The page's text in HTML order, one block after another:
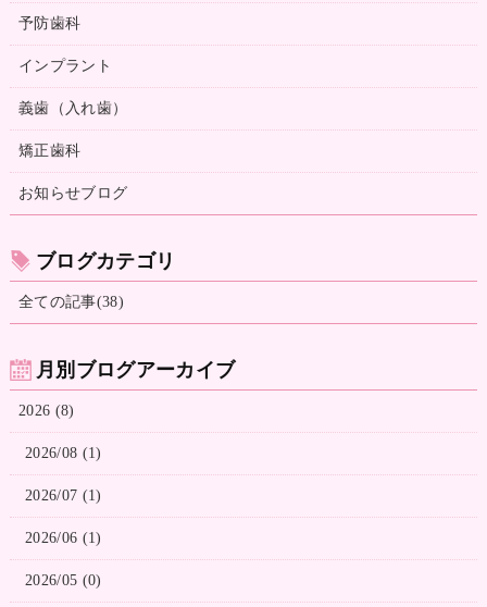
予防歯科
インプラント
義歯（入れ歯）
矯正歯科
お知らせブログ
ブログカテゴリ
全ての記事(38)
月別ブログアーカイブ
2026 (8)
2026/08 (1)
2026/07 (1)
2026/06 (1)
2026/05 (0)